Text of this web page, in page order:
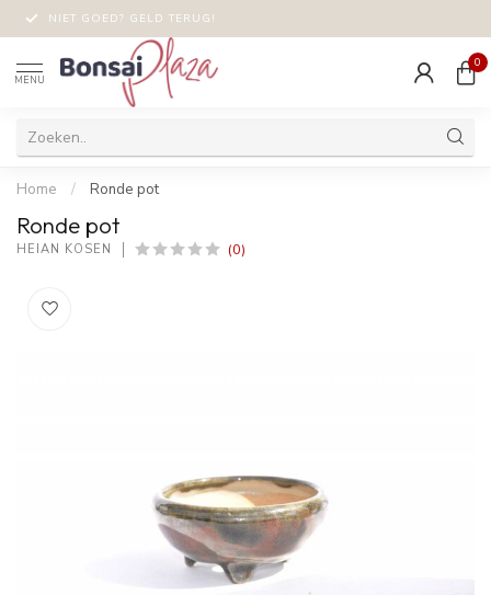
NIET GOED? GELD TERUG!
MENU
0
Home / Ronde pot
Ronde pot
HEIAN KOSEN (0)